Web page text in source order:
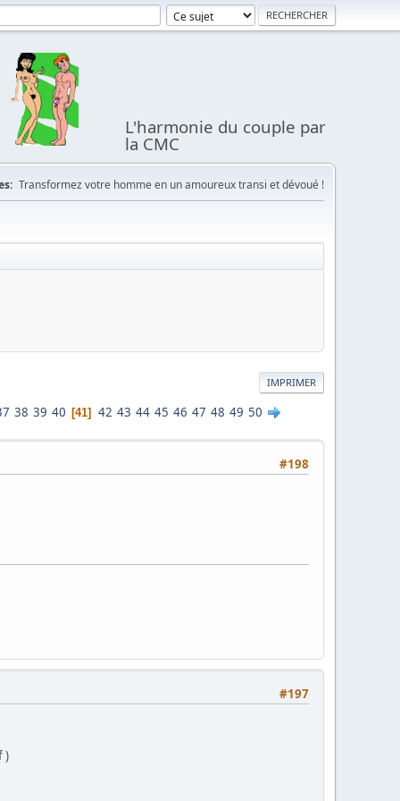
L'harmonie du couple par
la CMC
Transformez votre homme en un amoureux transi et dévoué !
IMPRIMER
38 39 40 41 42 43 44 45 46 47 48 49 50
#198
#197
)